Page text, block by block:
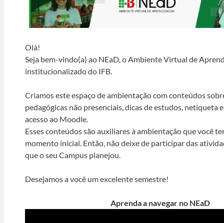
Olá!
Seja bem-vindo(a) ao NEaD, o Ambiente Virtual de
institucionalizado do IFB.
Criamos este espaço de ambientação com conteúdos
pedagógicas não presenciais, dicas de estudos, netiqueta
acesso ao Moodle.
Esses conteúdos são auxiliares à ambientação que você
momento inicial. Então, não deixe de participar das
que o seu Campus planejou.
Desejamos a você um excelente semestre!
Aprenda a navegar no NEaD